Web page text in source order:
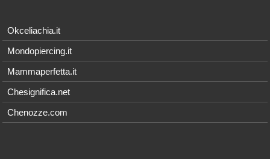
Okceliachia.it
Mondopiercing.it
Mammaperfetta.it
Chesignifica.net
Chenozze.com